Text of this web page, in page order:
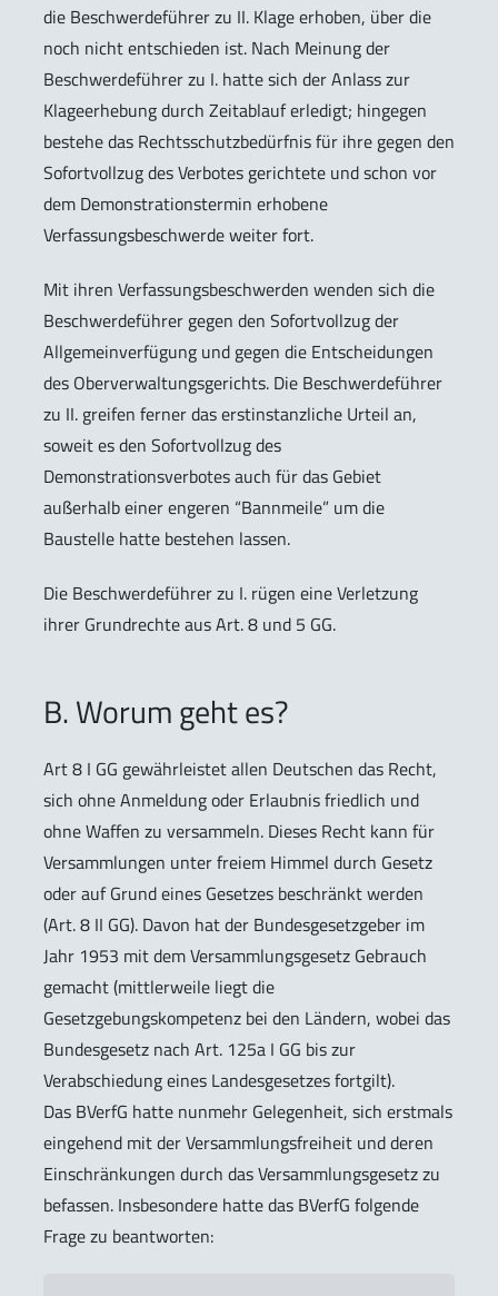
die Beschwerdeführer zu II. Klage erhoben, über die
noch nicht entschieden ist. Nach Meinung der
Beschwerdeführer zu I. hatte sich der Anlass zur
Klageerhebung durch Zeitablauf erledigt; hingegen
bestehe das Rechtsschutzbedürfnis für ihre gegen den
Sofortvollzug des Verbotes gerichtete und schon vor
dem Demonstrationstermin erhobene
Verfassungsbeschwerde weiter fort.
Mit ihren Verfassungsbeschwerden wenden sich die
Beschwerdeführer gegen den Sofortvollzug der
Allgemeinverfügung und gegen die Entscheidungen
des Oberverwaltungsgerichts. Die Beschwerdeführer
zu II. greifen ferner das erstinstanzliche Urteil an,
soweit es den Sofortvollzug des
Demonstrationsverbotes auch für das Gebiet
außerhalb einer engeren “Bannmeile” um die
Baustelle hatte bestehen lassen.
Die Beschwerdeführer zu I. rügen eine Verletzung
ihrer Grundrechte aus Art. 8 und 5 GG.
B. Worum geht es?
Art 8 I GG gewährleistet allen Deutschen das Recht,
sich ohne Anmeldung oder Erlaubnis friedlich und
ohne Waffen zu versammeln. Dieses Recht kann für
Versammlungen unter freiem Himmel durch Gesetz
oder auf Grund eines Gesetzes beschränkt werden
(Art. 8 II GG). Davon hat der Bundesgesetzgeber im
Jahr 1953 mit dem Versammlungsgesetz Gebrauch
gemacht (mittlerweile liegt die
Gesetzgebungskompetenz bei den Ländern, wobei das
Bundesgesetz nach Art. 125a I GG bis zur
Verabschiedung eines Landesgesetzes fortgilt).
Das BVerfG hatte nunmehr Gelegenheit, sich erstmals
eingehend mit der Versammlungsfreiheit und deren
Einschränkungen durch das Versammlungsgesetz zu
befassen. Insbesondere hatte das BVerfG folgende
Frage zu beantworten: